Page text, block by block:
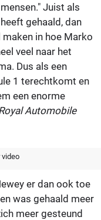
Juist als
gehaald, dan
in hoe Marko
veel naar het
Dus als een
1 terechtkomt en
een enorme
Automobile
video
er dan ook toe
was gehaald meer
meer gesteund